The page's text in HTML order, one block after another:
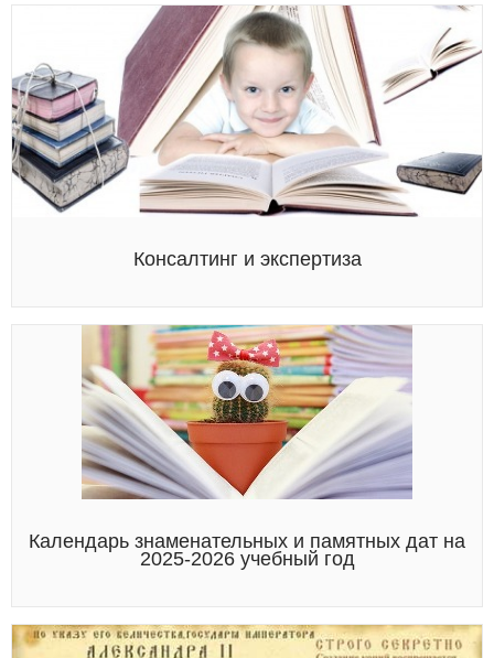
Консалтинг и экспертиза
Календарь знаменательных и памятных дат на
2025-2026 учебный год